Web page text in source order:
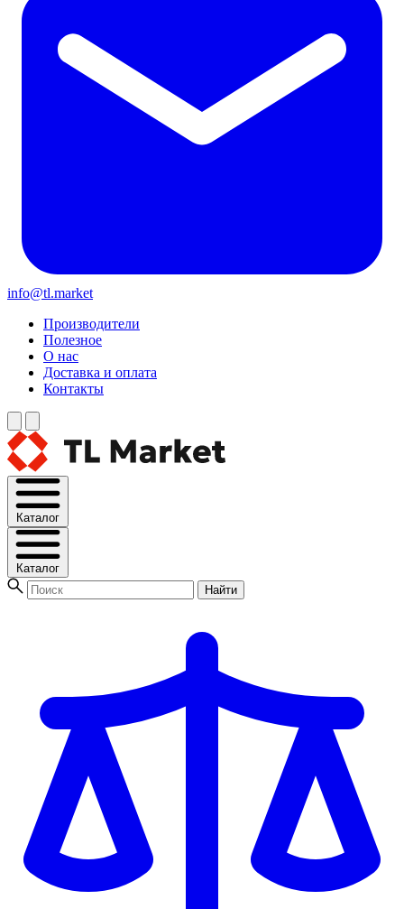
info@tl.market
Производители
Полезное
О нас
Доставка и оплата
Контакты
Каталог
Каталог
Найти